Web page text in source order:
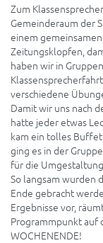
Zum
Gemeinderaum der
einem
Zeitungsklopfen,
haben wir in
verschiedene
Damit wir uns nach
hatte jeder etwas
kam ein tolles
ging es in der
für die
So langsam wurden
Ende gebracht
Ergebnisse vor,
Programmpunkt auf
WOCHENENDE!